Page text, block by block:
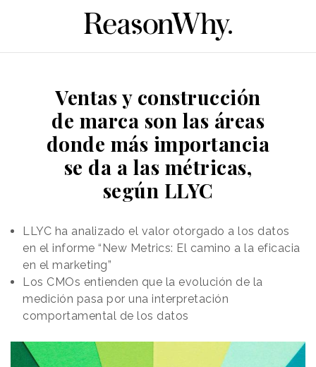
Ventas y construcción
de marca son las áreas
donde más importancia
se da a las métricas,
según LLYC
LLYC ha analizado el valor otorgado a los datos
en el informe “New Metrics: El camino a la eficacia
en el marketing”
Los CMOs entienden que la evolución de la
medición pasa por una interpretación
comportamental de los datos